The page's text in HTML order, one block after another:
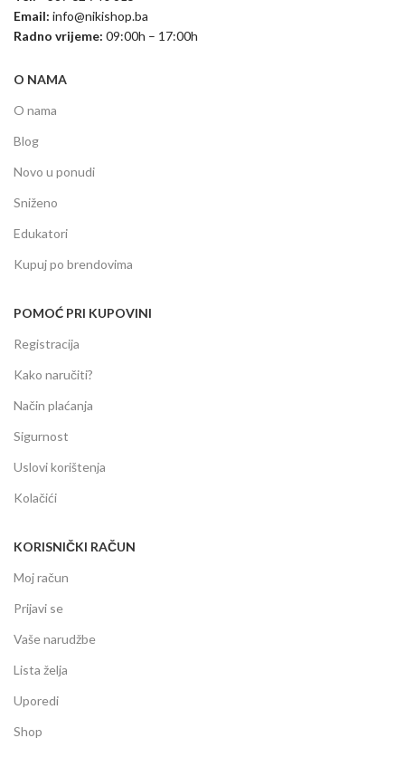
Email: info@nikishop.ba
Radno vrijeme: 09:00h – 17:00h
O NAMA
O nama
Blog
Novo u ponudi
Sniženo
Edukatori
Kupuj po brendovima
POMOĆ PRI KUPOVINI
Registracija
Kako naručiti?
Način plaćanja
Sigurnost
Uslovi korištenja
Kolačići
KORISNIČKI RAČUN
Moj račun
Prijavi se
Vaše narudžbe
Lista želja
Uporedi
Shop